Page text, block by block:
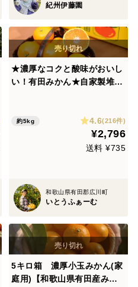
紀州伊藤園
★濃厚なコクと酸味がおいし
い！有田みかん★自家製堆肥
約5kg 4.6(216件)
¥2,796
送料 ¥735
和歌山県有田郡広川町
いとうふぁーむ
5キロ箱 濃厚小玉みかん(家
庭用)【和歌山県有田産みか